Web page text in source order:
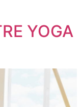
YOGA